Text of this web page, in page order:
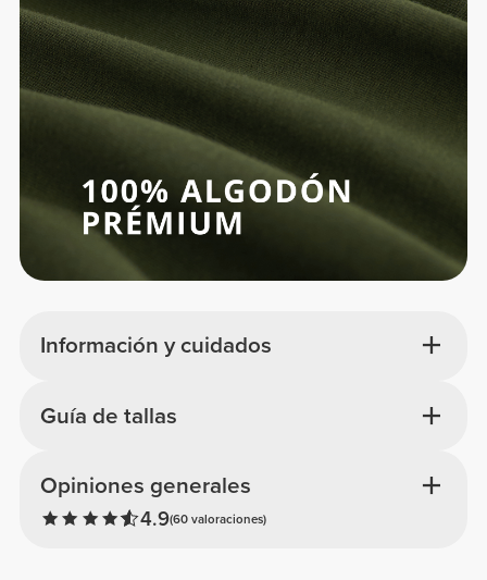
Información y cuidados
Opiniones generales
4.9(60 valoraciones)
Guía de tallas